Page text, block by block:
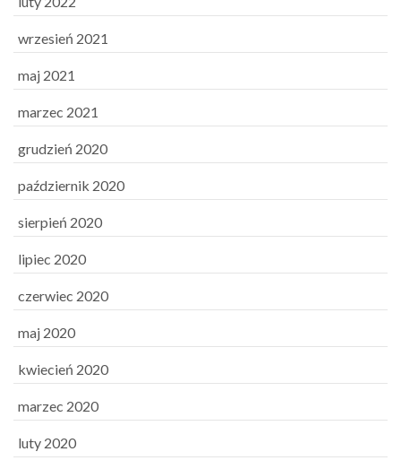
wrzesień 2021
maj 2021
marzec 2021
grudzień 2020
październik 2020
sierpień 2020
lipiec 2020
czerwiec 2020
maj 2020
kwiecień 2020
marzec 2020
luty 2020